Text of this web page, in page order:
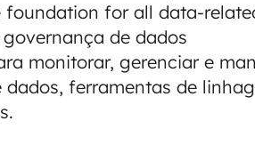
foundation for all data-
de dados
monitorar, gerenciar e
ferramentas de